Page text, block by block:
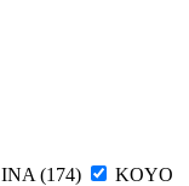
INA (174)
KOYO